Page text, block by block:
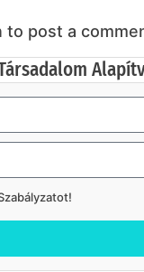
to post a
!